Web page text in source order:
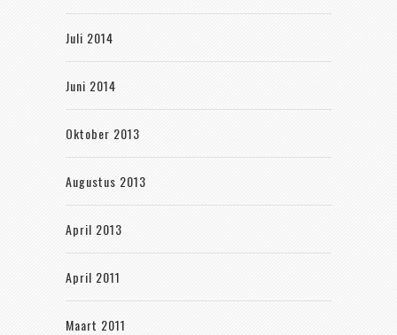
Juli 2014
Juni 2014
Oktober 2013
Augustus 2013
April 2013
April 2011
Maart 2011